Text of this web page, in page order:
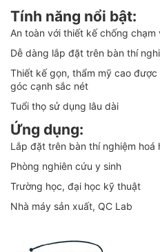
Tính năng nổi bật:
An toàn với thiết kế chống
Dễ dàng lắp đặt trên bàn thí
Thiết kế gọn, thẩm mỹ cao
góc cạnh sắc nét
Tuổi thọ sử dụng lâu dài
Ứng dụng:
Lắp đặt trên bàn thí nghiệm hoá
Phòng nghiên cứu y sinh
Trường học, đại học kỹ thuật
Nhà máy sản xuất, QC Lab